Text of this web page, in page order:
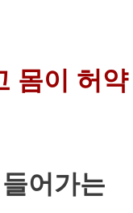
몸이 허약
어가는